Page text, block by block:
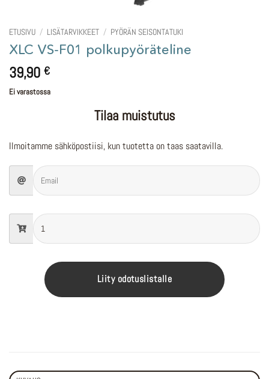
ETUSIVU / LISÄTARVIKKEET / PYÖRÄN SEISONTATUKI
XLC VS-F01 polkupyöräteline
39,90 €
Ei varastossa
Tilaa muistutus
Ilmoitamme sähköpostiisi, kun tuotetta on taas saatavilla.
Liity odotuslistalle